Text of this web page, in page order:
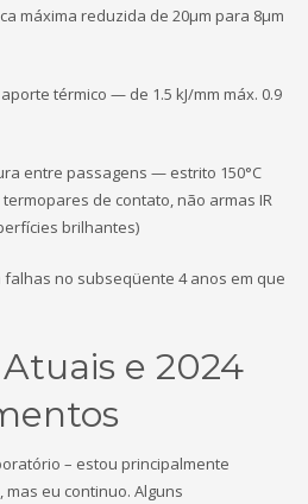
máxima reduzida de 20μm para 8μm
térmico — de 1.5 kJ/mm máx. 0.9
entre passagens — estrito 150°C
de contato, não armas IR
brilhantes)
falhas no subseqüente 4 anos em que
e 2024
– estou principalmente
eu continuo. Alguns